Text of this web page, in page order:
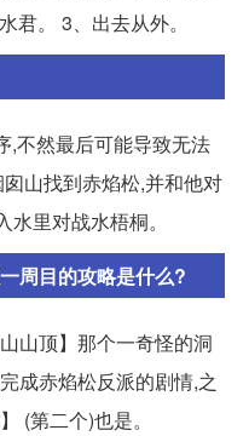
君。 3、出去从外。
,不然最后可能导致无法
山找到赤焰松,并和他对
里对战水梧桐。
周目的攻略是什么?
山顶】那个一奇怪的洞
成赤焰松反派的剧情,之
(第二个)也是。